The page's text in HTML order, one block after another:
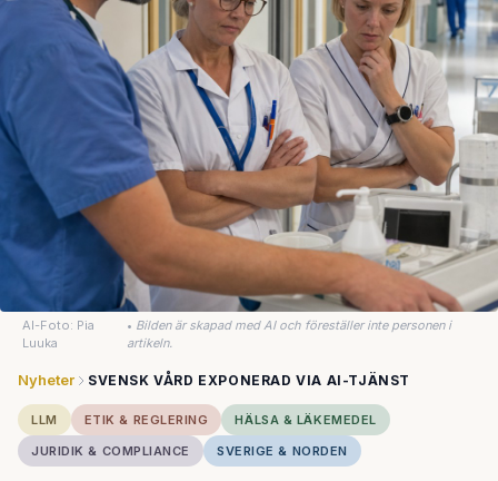
AI-Foto: Pia
Luuka
• Bilden är skapad med AI och föreställer inte personen i
artikeln.
Nyheter SVENSK VÅRD EXPONERAD VIA AI-TJÄNST
LLM ETIK & REGLERING
HÄLSA & LÄKEMEDEL
JURIDIK & COMPLIANCE
SVERIGE & NORDEN